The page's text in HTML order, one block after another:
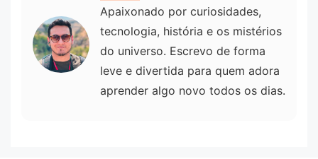
Apaixonado por curiosidades,
tecnologia, história e os mistérios
do universo. Escrevo de forma
leve e divertida para quem adora
aprender algo novo todos os dias.